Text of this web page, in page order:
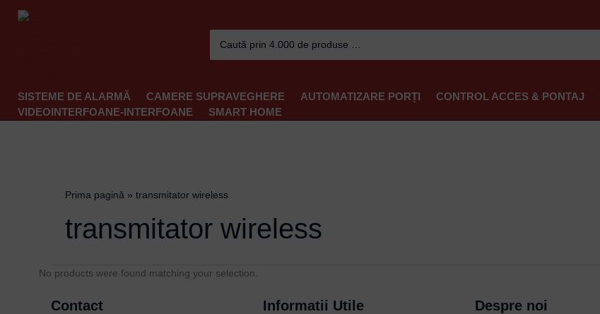
Search
for:
SISTEME DE ALARMĂ CAMERE SUPRAVEGHERE AUTOMATIZARE PORȚI CONTROL ACCES & PONTAJ
VIDEOINTERFOANE-INTERFOANE
SMART HOME
Prima pagină » transmitator wireless
transmitator wireless
No products were found matching your selection.
Contact Informatii Utile Despre noi